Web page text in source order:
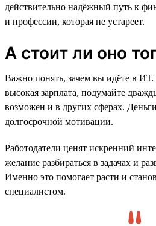
действительно надёжный путь к
и профессии, которая не устареет.
А стоит ли оно
Важно понять, зачем вы идёте в
высокая зарплата, подумайте
возможен и в других сферах.
долгосрочной мотивации.
Работодатели ценят искренний
желание разбираться в задачах и
Именно это помогает расти и
специалистом.